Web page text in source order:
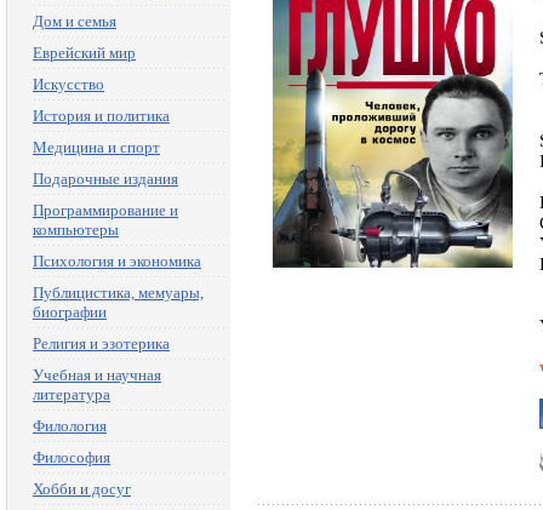
Дом и семья
Еврейский мир
Искусство
История и политика
Медицина и спорт
Подарочные издания
Программирование и
компьютеры
Психология и экономика
Публицистика, мемуары,
биографии
Религия и эзотерика
Учебная и научная
литература
Филология
Философия
Хобби и досуг